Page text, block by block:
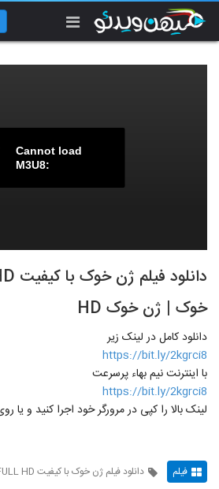
Cannot load
M3U8:
خوک | ژن خوک HD
دانلود کامل در لینک زیر
https://bit.ly/2kgrci8
با اینترنت نیم بهاء پرسرعت
https://bit.ly/2kgrci8
لینک بالا را کپی در مرورگر خود اجرا کنید و یا
فیلم
دانلود فیلم ژن خوک با کیفیت FULL HD فیلم ژن خوک